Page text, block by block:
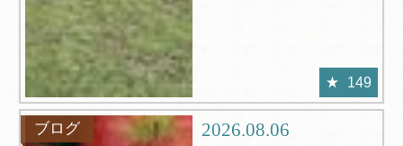
149
ブログ 2026.08.06